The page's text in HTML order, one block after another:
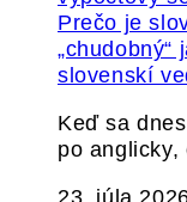
Prečo je
slovenskí
Keď sa
po
23. júla